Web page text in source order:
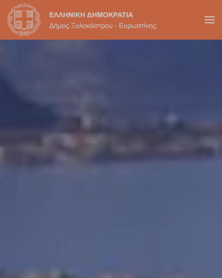
Skip to main content